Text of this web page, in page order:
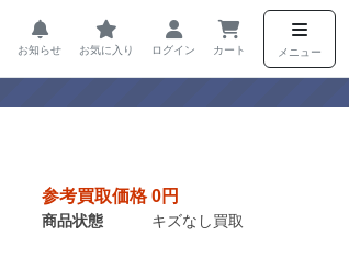
お知らせ お気に入り ログイン カート メニュー
参考買取価格 0円
商品状態 キズなし買取